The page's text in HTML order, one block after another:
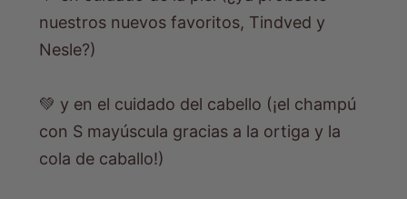
nuestros nuevos favoritos, Tindved y
Nesle?)
💚 y en el cuidado del cabello (¡el champú
con S mayúscula gracias a la ortiga y la
cola de caballo!)